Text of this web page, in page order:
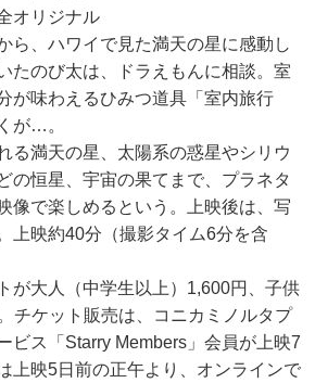
オリジナル
ら、ハワイで見た満天の星に感動し
たのび太は、ドラえもんに相談。室
が味わえるひみつ道具「室内旅行
が…。
る満天の星、太陽系の惑星やシリウ
の恒星、宇宙の果てまで、プラネタ
像で楽しめるという。上映後は、写
上映約40分（撮影タイム6分を含
が大人（中学生以上）1,600円、子供
チケット販売は、コニカミノルタプ
ビス「Starry Members」会員が上映7
上映5日前の正午より、オンラインで